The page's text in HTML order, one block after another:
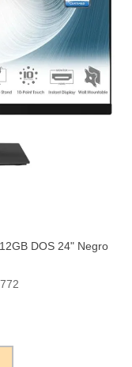
DOS 24" Negro